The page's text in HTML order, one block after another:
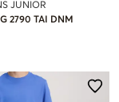
JUNIOR
2790 TAI DNM